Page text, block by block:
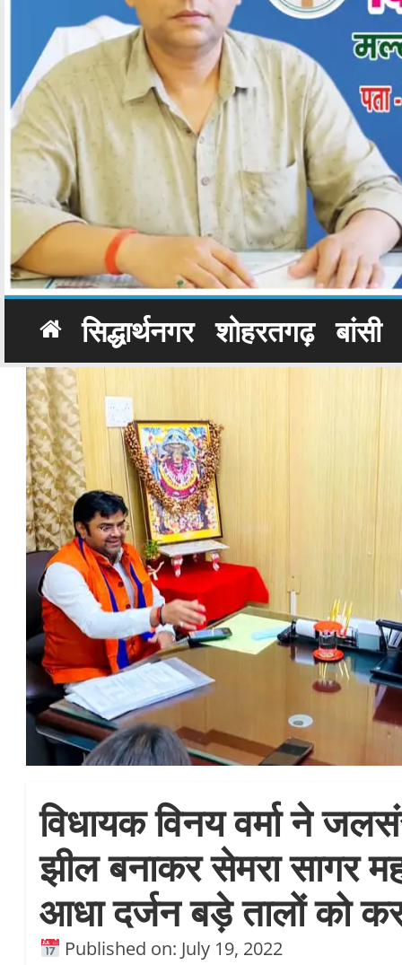
सिद्धार्थनगर शोहरतगढ़ बांसी
विधायक विनय वर्मा ने
झील बनाकर सेमरा सागर
आधा दर्जन बड़े तालों को
Published on: July 19, 2022